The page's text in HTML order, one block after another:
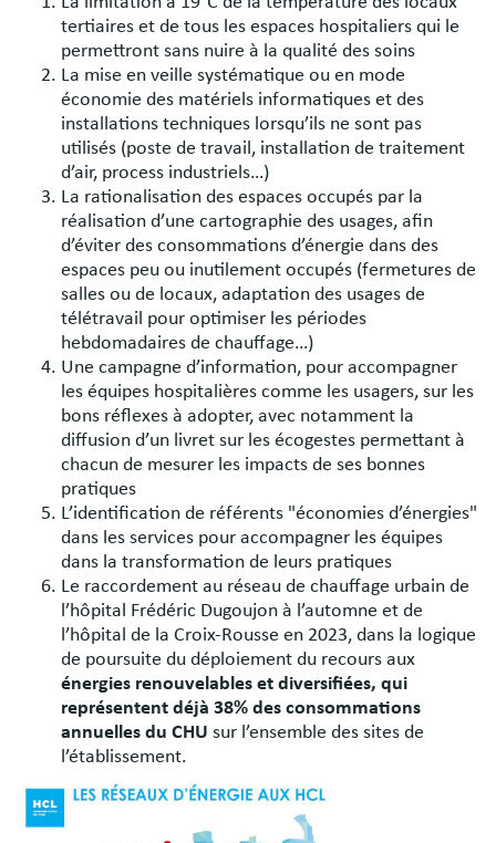
tertiaires et de tous les espaces hospitaliers qui le
permettront sans nuire à la qualité des soins
La mise en veille systématique ou en mode
économie des matériels informatiques et des
installations techniques lorsqu’ils ne sont pas
utilisés (poste de travail, installation de traitement
d’air, process industriels…)
La rationalisation des espaces occupés par la
réalisation d’une cartographie des usages, afin
d’éviter des consommations d’énergie dans des
espaces peu ou inutilement occupés (fermetures de
salles ou de locaux, adaptation des usages de
télétravail pour optimiser les périodes
hebdomadaires de chauffage…)
Une campagne d’information, pour accompagner
les équipes hospitalières comme les usagers, sur les
bons réflexes à adopter, avec notamment la
diffusion d’un livret sur les écogestes permettant à
chacun de mesurer les impacts de ses bonnes
pratiques
L’identification de référents "économies d’énergies"
dans les services pour accompagner les équipes
dans la transformation de leurs pratiques
Le raccordement au réseau de chauffage urbain de
l’hôpital Frédéric Dugoujon à l’automne et de
l’hôpital de la Croix-Rousse en 2023, dans la logique
de poursuite du déploiement du recours aux
énergies renouvelables et diversifiées, qui
représentent déjà 38% des consommations
annuelles du CHU sur l’ensemble des sites de
l’établissement.
Image